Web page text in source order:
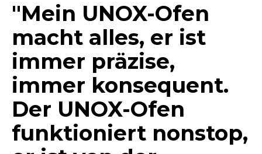
"Mein UNOX-Ofen
macht alles, er ist
immer präzise,
immer konsequent.
Der UNOX-Ofen
funktioniert nonstop,